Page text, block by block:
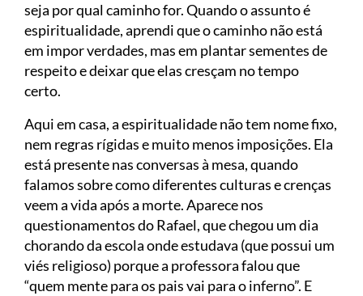
seja por qual caminho for. Quando o assunto é
espiritualidade, aprendi que o caminho não está
em impor verdades, mas em plantar sementes de
respeito e deixar que elas cresçam no tempo
certo.
Aqui em casa, a espiritualidade não tem nome fixo,
nem regras rígidas e muito menos imposições. Ela
está presente nas conversas à mesa, quando
falamos sobre como diferentes culturas e crenças
veem a vida após a morte. Aparece nos
questionamentos do Rafael, que chegou um dia
chorando da escola onde estudava (que possui um
viés religioso) porque a professora falou que
“quem mente para os pais vai para o inferno”. E